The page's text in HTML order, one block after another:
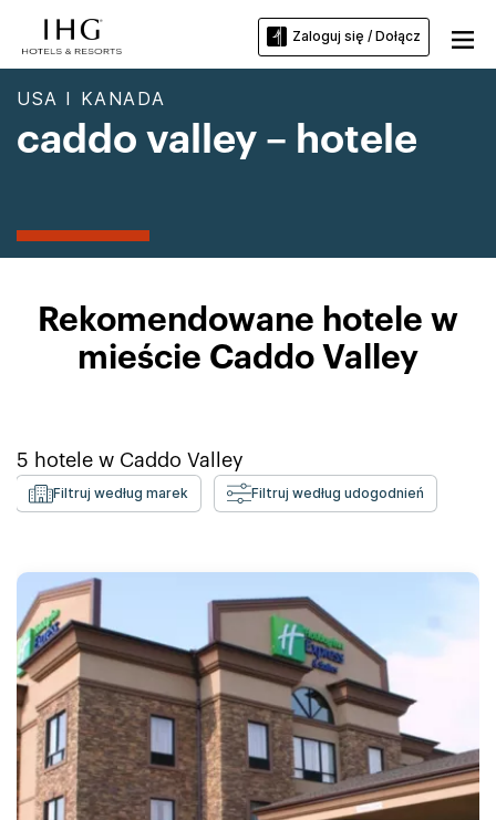
Zaloguj się / Dołącz
USA I KANADA
caddo valley – hotele
Rekomendowane hotele w
mieście Caddo Valley
5 hotele w Caddo Valley
Filtruj według marek Filtruj według udogodnień